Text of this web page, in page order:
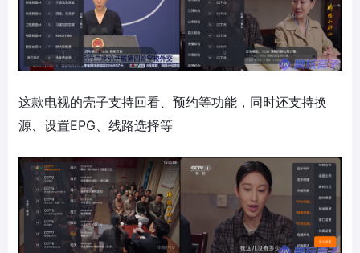
这款电视的壳子支持回看、预约等功能，同时还支持换
源、设置EPG、线路选择等